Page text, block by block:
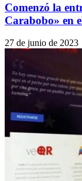
Comenzó la
Carabobo» en
27 de junio de 2023